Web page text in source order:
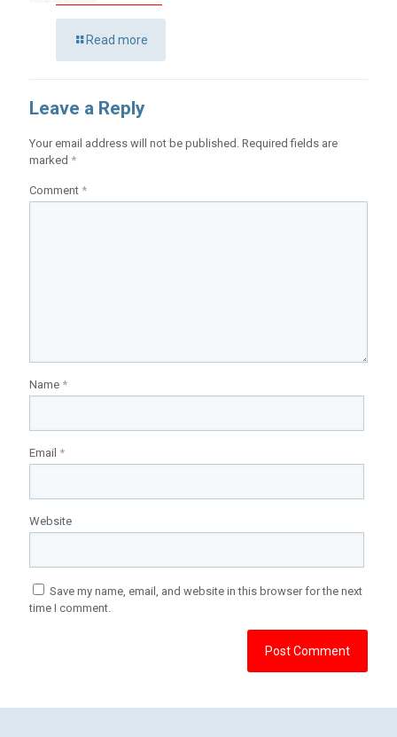
Read more
Leave a Reply
Your email address will not be published. Required fields are
marked *
Comment *
Name *
Email *
Website
Save my name, email, and website in this browser for the next
time I comment.